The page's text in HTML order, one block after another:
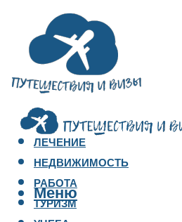
ЛЕЧЕНИЕ
НЕДВИЖИМОСТЬ
РАБОТА
ТУРИЗМ
Меню